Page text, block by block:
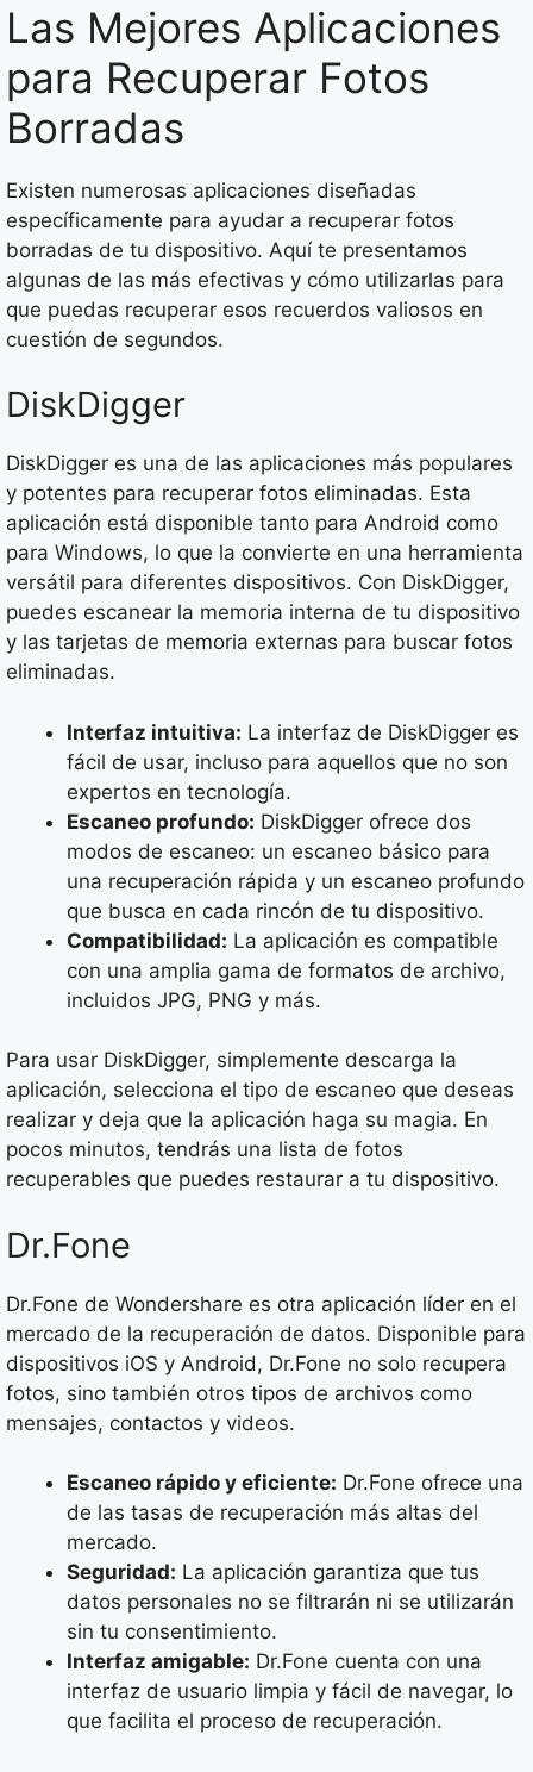
Las Mejores Aplicaciones
para Recuperar Fotos
Borradas
Existen numerosas aplicaciones diseñadas
específicamente para ayudar a recuperar fotos
borradas de tu dispositivo. Aquí te presentamos
algunas de las más efectivas y cómo utilizarlas para
que puedas recuperar esos recuerdos valiosos en
cuestión de segundos.
DiskDigger
DiskDigger es una de las aplicaciones más populares
y potentes para recuperar fotos eliminadas. Esta
aplicación está disponible tanto para Android como
para Windows, lo que la convierte en una herramienta
versátil para diferentes dispositivos. Con DiskDigger,
puedes escanear la memoria interna de tu dispositivo
y las tarjetas de memoria externas para buscar fotos
eliminadas.
Interfaz intuitiva: La interfaz de DiskDigger es
fácil de usar, incluso para aquellos que no son
expertos en tecnología.
Escaneo profundo: DiskDigger ofrece dos
modos de escaneo: un escaneo básico para
una recuperación rápida y un escaneo profundo
que busca en cada rincón de tu dispositivo.
Compatibilidad: La aplicación es compatible
con una amplia gama de formatos de archivo,
incluidos JPG, PNG y más.
Para usar DiskDigger, simplemente descarga la
aplicación, selecciona el tipo de escaneo que deseas
realizar y deja que la aplicación haga su magia. En
pocos minutos, tendrás una lista de fotos
recuperables que puedes restaurar a tu dispositivo.
Dr.Fone
Dr.Fone de Wondershare es otra aplicación líder en el
mercado de la recuperación de datos. Disponible para
dispositivos iOS y Android, Dr.Fone no solo recupera
fotos, sino también otros tipos de archivos como
mensajes, contactos y videos.
Escaneo rápido y eficiente: Dr.Fone ofrece una
de las tasas de recuperación más altas del
mercado.
Seguridad: La aplicación garantiza que tus
datos personales no se filtrarán ni se utilizarán
sin tu consentimiento.
Interfaz amigable: Dr.Fone cuenta con una
interfaz de usuario limpia y fácil de navegar, lo
que facilita el proceso de recuperación.